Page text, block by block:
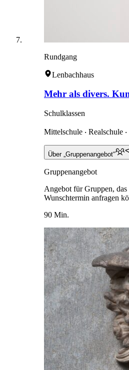
Rundgang
Lenbachhaus
Mehr als divers.
Schulklassen
Mittelschule ‧ Realschule
Über „Gruppenangebot“
Gruppenangebot
Angebot für Gruppen,
Wunschtermin anfragen
90 Min.